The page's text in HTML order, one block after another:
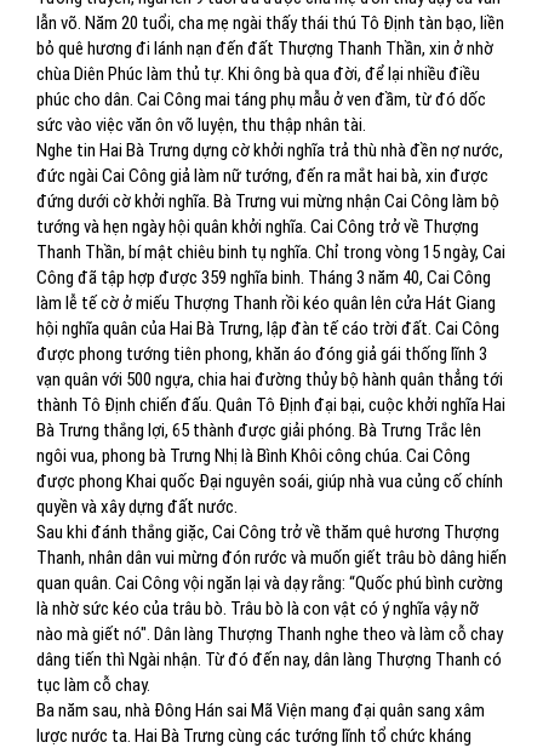
lẫn võ. Năm 20 tuổi, cha mẹ ngài thấy thái thú Tô Định tàn bạo, liền
bỏ quê hương đi lánh nạn đến đất Thượng Thanh Thần, xin ở nhờ
chùa Diên Phúc làm thủ tự. Khi ông bà qua đời, để lại nhiều điều
phúc cho dân. Cai Công mai táng phụ mẫu ở ven đầm, từ đó dốc
sức vào việc văn ôn võ luyện, thu thập nhân tài.
Nghe tin Hai Bà Trưng dựng cờ khởi nghĩa trả thù nhà đền nợ nước,
đức ngài Cai Công giả làm nữ tướng, đến ra mắt hai bà, xin được
đứng dưới cờ khởi nghĩa. Bà Trưng vui mừng nhận Cai Công làm bộ
tướng và hẹn ngày hội quân khởi nghĩa. Cai Công trở về Thượng
Thanh Thần, bí mật chiêu binh tụ nghĩa. Chỉ trong vòng 15 ngày, Cai
Công đã tập hợp được 359 nghĩa binh. Tháng 3 năm 40, Cai Công
làm lễ tế cờ ở miếu Thượng Thanh rồi kéo quân lên cửa Hát Giang
hội nghĩa quân của Hai Bà Trưng, lập đàn tế cáo trời đất. Cai Công
được phong tướng tiên phong, khăn áo đóng giả gái thống lĩnh 3
vạn quân với 500 ngựa, chia hai đường thủy bộ hành quân thẳng tới
thành Tô Định chiến đấu. Quân Tô Định đại bại, cuộc khởi nghĩa Hai
Bà Trưng thắng lợi, 65 thành được giải phóng. Bà Trưng Trắc lên
ngôi vua, phong bà Trưng Nhị là Bình Khôi công chúa. Cai Công
được phong Khai quốc Đại nguyên soái, giúp nhà vua củng cố chính
quyền và xây dựng đất nước.
Sau khi đánh thắng giặc, Cai Công trở về thăm quê hương Thượng
Thanh, nhân dân vui mừng đón rước và muốn giết trâu bò dâng hiến
quan quân. Cai Công vội ngăn lại và dạy rằng: “Quốc phú bình cường
là nhờ sức kéo của trâu bò. Trâu bò là con vật có ý nghĩa vậy nỡ
nào mà giết nó". Dân làng Thượng Thanh nghe theo và làm cỗ chay
dâng tiến thì Ngài nhận. Từ đó đến nay, dân làng Thượng Thanh có
tục làm cỗ chay.
Ba năm sau, nhà Đông Hán sai Mã Viện mang đại quân sang xâm
lược nước ta. Hai Bà Trưng cùng các tướng lĩnh tổ chức kháng